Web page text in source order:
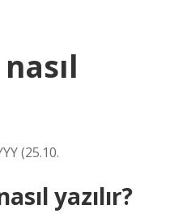
(25.10.
yazılır?